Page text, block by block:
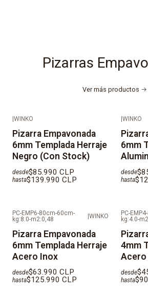
Pizarras
Ver más productos
WINKO
Pizarra Empavonada
6mm Templada Herraje
Negro (Con Stock)
desde$85.990 CLP
hasta$139.990 CLP
WINKO
6mm
desde
hasta
PC-EMP6-80cm-60cm-
kg:8.0-m2:0,48
|WINKO
Pizarra Empavonada
6mm Templada Herraje
Acero Inox
desde$63.990 CLP
hasta$125.990 CLP
PC-
kg:4.0-
4mm
Acero
desde
hasta